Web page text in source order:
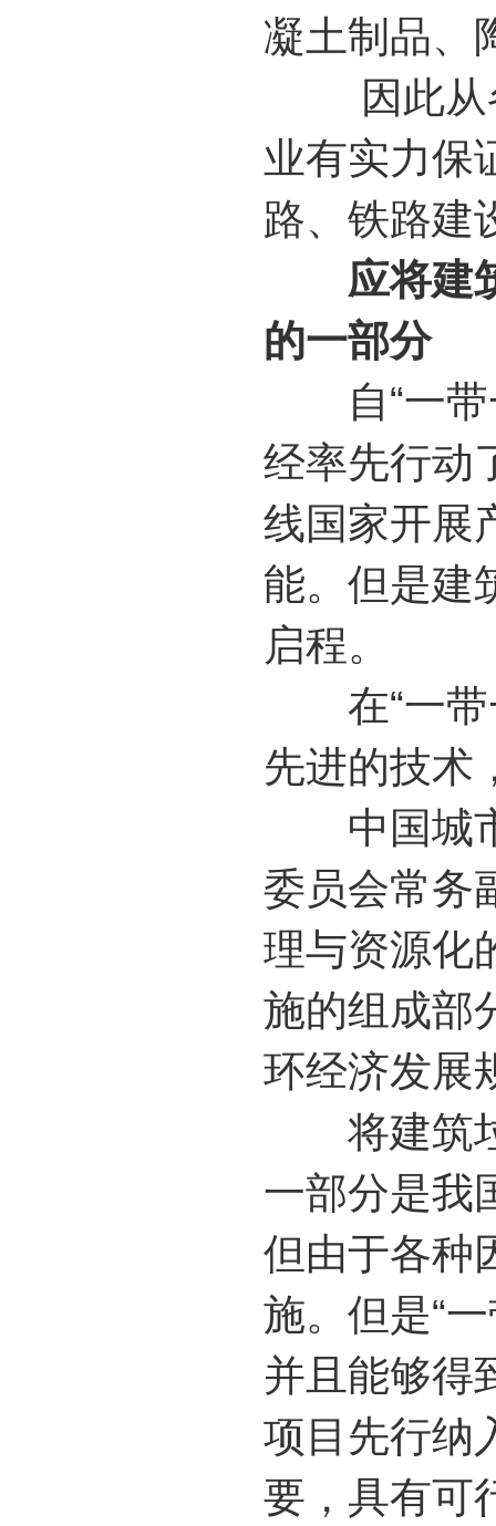
凝土制品、
因此从各
业有实力保
路、铁路建
应将建
的一部分
自“一带
经率先行动
线国家开展
能。但是建
启程。
在“一带
先进的技术
中国城市
委员会常务
理与资源化
施的组成部
环经济发展
将建筑垃
一部分是我
但由于各种
施。但是“
并且能够得
项目先行纳
要，具有可